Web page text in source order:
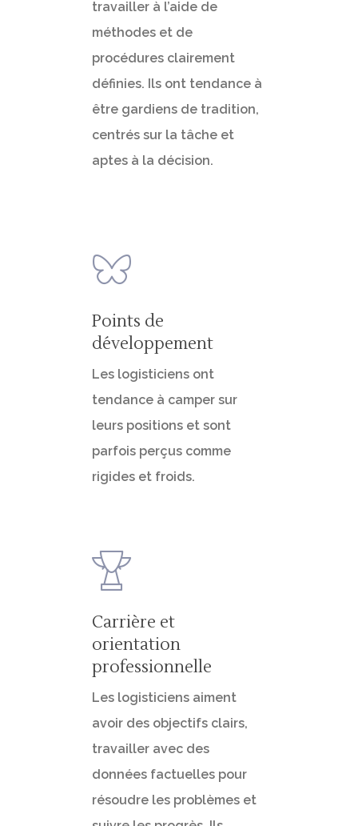
travailler à l’aide de
méthodes et de
procédures clairement
définies. Ils ont tendance à
être gardiens de tradition,
centrés sur la tâche et
aptes à la décision.
Points de
développement
Les logisticiens ont
tendance à camper sur
leurs positions et sont
parfois perçus comme
rigides et froids.
Carrière et
orientation
professionnelle
Les logisticiens aiment
avoir des objectifs clairs,
travailler avec des
données factuelles pour
résoudre les problèmes et